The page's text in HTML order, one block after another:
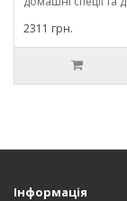
2311 грн.
Інформація